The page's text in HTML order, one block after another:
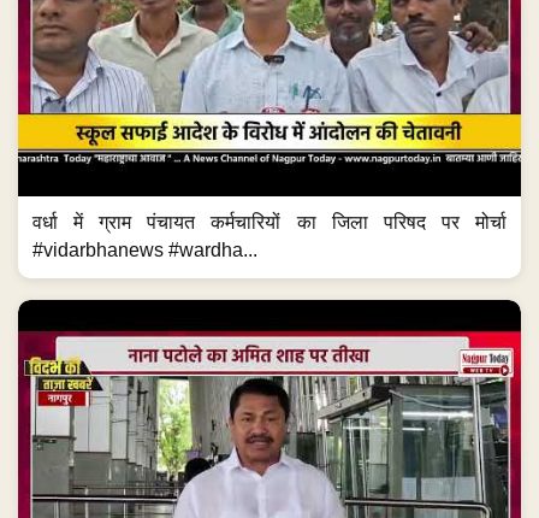
नाना पटोले का अमित शाह पर तीखा हमला #vidarbhanews
#nagpur #newsupdate #vidarbha...